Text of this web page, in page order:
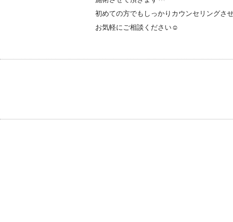
初めての方でもしっかりカウンセリングさ
お気軽にご相談ください☺︎